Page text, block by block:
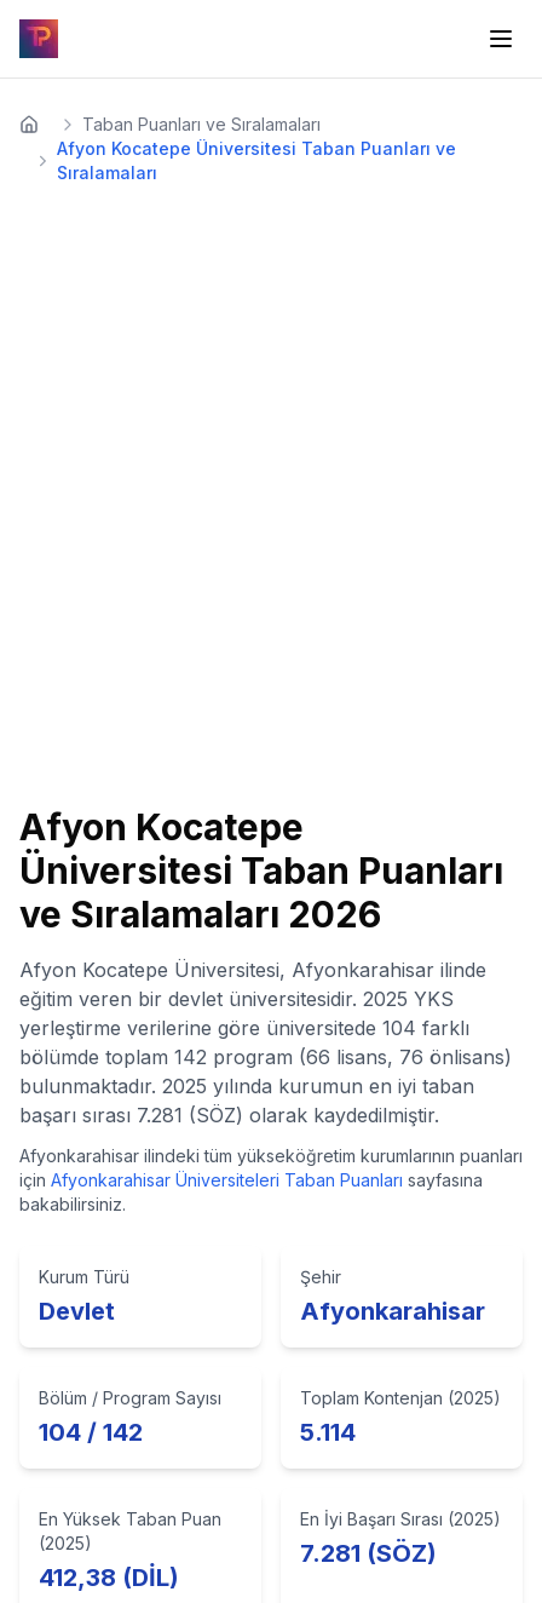
Taban Puanları ve Sıralamaları
Afyon Kocatepe Üniversitesi Taban Puanları ve
Sıralamaları
Afyon Kocatepe
Üniversitesi Taban Puanları
ve Sıralamaları 2026
Afyon Kocatepe Üniversitesi, Afyonkarahisar ilinde
eğitim veren bir devlet üniversitesidir. 2025 YKS
yerleştirme verilerine göre üniversitede 104 farklı
bölümde toplam 142 program (66 lisans, 76 önlisans)
bulunmaktadır. 2025 yılında kurumun en iyi taban
başarı sırası 7.281 (SÖZ) olarak kaydedilmiştir.
Afyonkarahisar ilindeki tüm yükseköğretim kurumlarının puanları
için Afyonkarahisar Üniversiteleri Taban Puanları sayfasına
bakabilirsiniz.
Kurum Türü
Devlet
Şehir
Afyonkarahisar
Bölüm / Program Sayısı
104 / 142
Toplam Kontenjan (2025)
5.114
En Yüksek Taban Puan
(2025)
412,38 (DİL)
En İyi Başarı Sırası (2025)
7.281 (SÖZ)